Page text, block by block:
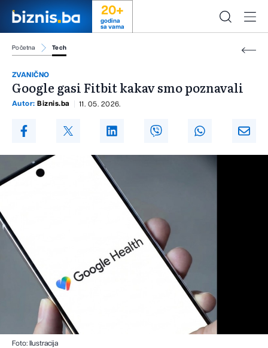
20+
godina
sa vama
Početna Tech
ZVANIČNO
Google gasi Fitbit kakav smo poznavali
Autor: Biznis.ba 11. 05. 2026.
Foto: Ilustracija